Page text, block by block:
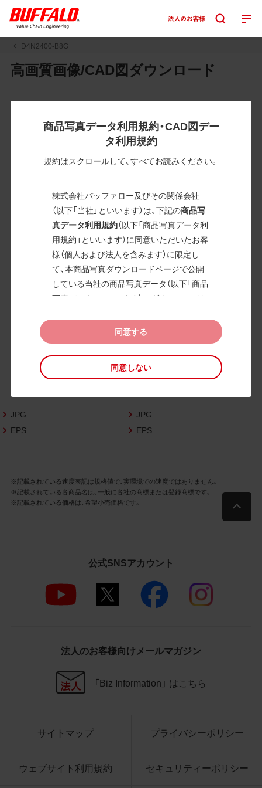
D4N2400-B8G
高画質画像/CAD図ダウンロード
商品写真データ利用規約・CAD図デー
タ利用規約
規約はスクロールして、すべてお読みください。
株式会社バッファロー及びその関係会社
（以下「当社」といいます）は、下記の商品写
真データ利用規約（以下「商品写真データ利
用規約」といいます）に同意いただいたお客
様（個人および法人を含みます）に限定し
て、本商品写真ダウンロードページで公開
している当社の商品写真データ（以下「商品
写真データ」といいます）のダウンロードお
また、当社は、下記のCAD図データ利用規約
（以下「CAD図データ利用規約」といいます）
に同意いただいたお客様に限定して、本CA
D図ダウンロードページで公開している当
いいます）の利用を許諾いたします。
お客様が「同意する」ボタンをクリックされ
た場合、商品写真データ利用規約及びCAD
データ利用規約の記載事項は予告なく変更
されることがあります。各データをダウン
商品写真データ利用規約
お客様は、商品写真データに関する著作権
等の一切の権利が当社に帰属することに同
2.利用許諾
当社商品の販売活動（中古による販売の場
合を除く）に関する広告宣伝又は当社商品
ます。当社からの個別の同意を得た場合を
データを利用することはできません。
同意する
同意しない
すと圧縮ファイルのダウンロードが始まります。
JPEG・EPSファイルにはパスが設定されています。画像編集
の際に便利です。PNG画像は原則として背景を透過したもの
を提供しています。
掲載データ「JPEG、PNG : 低解像度(RGBカラー)」 「EPS : 高
解像度(CMYKカラー)」
D4N2400-B8G
高画質画像
JPG
EPS
JPG
EPS
※記載されている速度表記は規格値で、実環境での速度ではありません。
※記載されている各商品名は、一般に各社の商標または登録商標です。
※記載されている価格は、希望小売価格です。
公式SNSアカウント
法人のお客様向けメールマガジン
「Biz Information」 はこちら
サイトマップ プライバシーポリシー
ウェブサイト利用規約 セキュリティーポリシー